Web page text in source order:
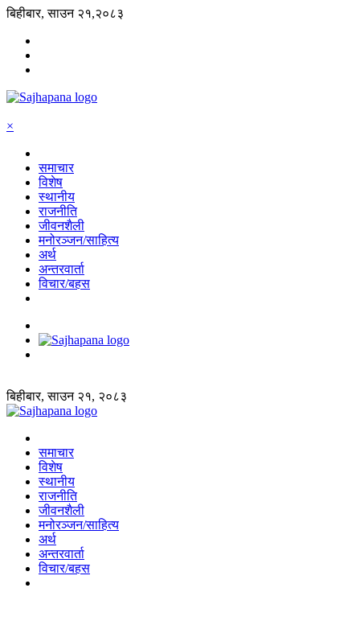
बिहीबार, साउन २१,२०८३
×
समाचार
विशेष
स्थानीय
राजनीति
जीवनशैली
मनोरञ्जन/साहित्य
अर्थ
अन्तरवार्ता
विचार/बहस
बिहीबार, साउन २१, २०८३
समाचार
विशेष
स्थानीय
राजनीति
जीवनशैली
मनोरञ्जन/साहित्य
अर्थ
अन्तरवार्ता
विचार/बहस